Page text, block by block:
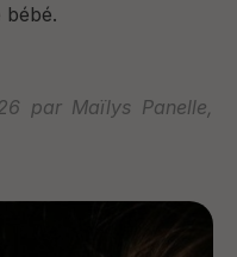
par Maïlys Panelle,